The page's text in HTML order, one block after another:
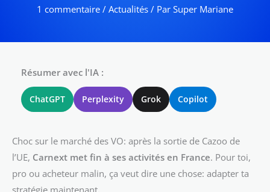
1 commentaire / Actualités / Par Super Mariane
Résumer avec l'IA :
ChatGPT Perplexity Grok Copilot
Choc sur le marché des VO: après la sortie de Cazoo de
l’UE, Carnext met fin à ses activités en France. Pour toi,
pro ou acheteur malin, ça veut dire une chose: adapter ta
stratégie maintenant.